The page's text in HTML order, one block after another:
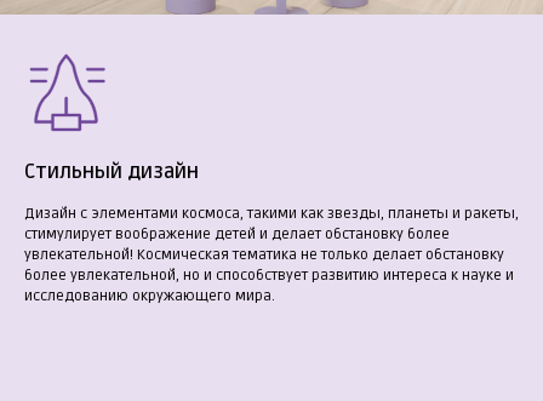
Стильный дизайн
Дизайн с элементами космоса, такими как звезды, планеты и ракеты,
стимулирует воображение детей и делает обстановку более
увлекательной! Космическая тематика не только делает обстановку
более увлекательной, но и способствует развитию интереса к науке и
исследованию окружающего мира.